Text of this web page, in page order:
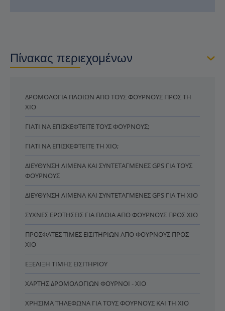
Πίνακας περιεχομένων
ΔΡΟΜΟΛΌΓΙΑ ΠΛΟΊΩΝ ΑΠΌ ΤΟΥΣ ΦΟΎΡΝΟΥΣ ΠΡΟΣ ΤΗ
ΧΊΟ
ΓΙΑΤΊ ΝΑ ΕΠΙΣΚΕΦΤΕΊΤΕ ΤΟΥΣ ΦΟΎΡΝΟΥΣ;
ΓΙΑΤΊ ΝΑ ΕΠΙΣΚΕΦΤΕΊΤΕ ΤΗ ΧΊΟ;
ΔΙΕΎΘΥΝΣΗ ΛΙΜΈΝΑ ΚΑΙ ΣΥΝΤΕΤΑΓΜΈΝΕΣ GPS ΓΙΑ ΤΟΥΣ
ΦΟΎΡΝΟΥΣ
ΔΙΕΎΘΥΝΣΗ ΛΙΜΈΝΑ ΚΑΙ ΣΥΝΤΕΤΑΓΜΈΝΕΣ GPS ΓΙΑ ΤΗ ΧΊΟ
ΣΥΧΝΈΣ ΕΡΩΤΉΣΕΙΣ ΓΙΑ ΠΛΟΊΑ ΑΠΌ ΦΟΎΡΝΟΥΣ ΠΡΟΣ ΧΊΟ
ΠΡΌΣΦΑΤΕΣ ΤΙΜΈΣ ΕΙΣΙΤΗΡΊΩΝ ΑΠΌ ΦΟΎΡΝΟΥΣ ΠΡΟΣ
ΧΊΟ
ΕΞΈΛΙΞΗ ΤΙΜΉΣ ΕΙΣΙΤΗΡΊΟΥ
ΧΆΡΤΗΣ ΔΡΟΜΟΛΟΓΊΩΝ ΦΟΎΡΝΟΙ - ΧΊΟ
ΧΡΉΣΙΜΑ ΤΗΛΈΦΩΝΑ ΓΙΑ ΤΟΥΣ ΦΟΎΡΝΟΥΣ ΚΑΙ ΤΗ ΧΊΟ